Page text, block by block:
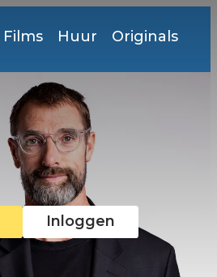
Films Huur Originals
Inloggen